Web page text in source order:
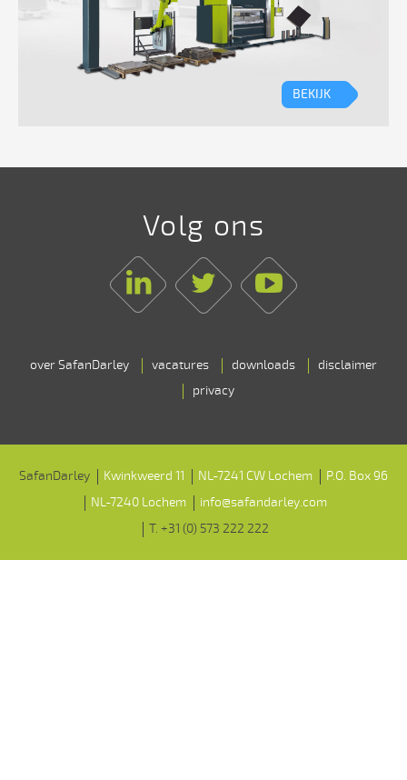
BEKIJK
Volg ons
LinkedinTwitterYoutube
over SafanDarley vacatures downloads
disclaimer
privacy
SafanDarley Kwinkweerd 11 NL-7241 CW Lochem
P.O. Box 96
NL-7240 Lochem
info@safandarley.com
T. +31 (0) 573 222 222